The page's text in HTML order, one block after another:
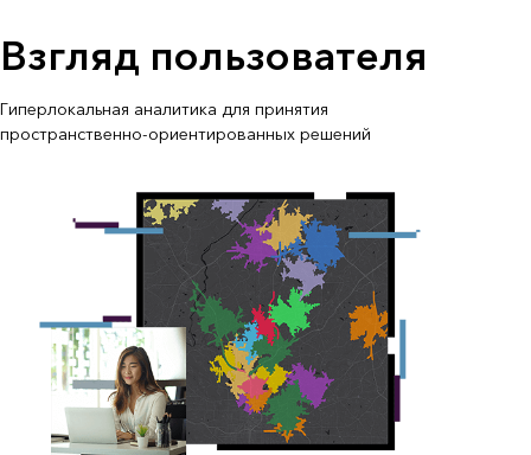
Взгляд пользователя
Гиперлокальная аналитика для принятия
пространственно-ориентированных решений